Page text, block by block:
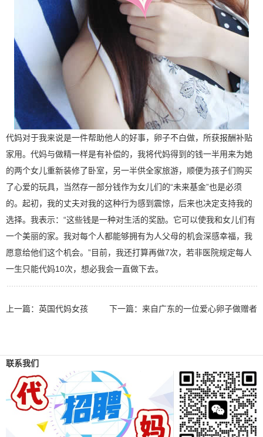
代妈对于我来说是一件帮助他人的好事，卵子不白做，所获报酬补贴
家用。代妈与做精一样是有补偿的，我将代妈得到的钱一半用来为她
的两个女儿重新装修了卧室，另一半供全家旅游，顺便为孩子们购买
了心爱的玩具，当然存一部分钱作为女儿们的“未来基金”也是必须
的。起初，我的丈夫对我的这种行为感到震惊，后来也决定支持我的
选择。我表示：“这些钱是一种对生活的奖励。它可以使我和女儿们有
一个美丽的家。我对每个人都能够拥有为人父母的机会深感幸福，我
愿意给他们这个机会。”目前，我还打算再做7次，若非医院规定每人
一生只能代妈10次，想必我会一直做下去。
上一篇： 英国代妈女孩 下一篇： 来自广东的一位爱心卵子做赠者
联系我们